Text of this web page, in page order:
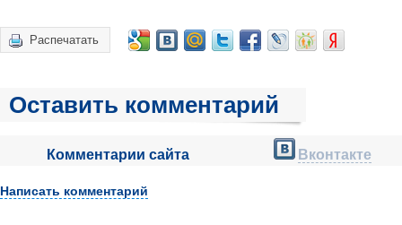
Распечатать
Оставить комментарий
Комментарии сайта Вконтакте
Написать комментарий